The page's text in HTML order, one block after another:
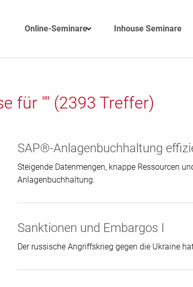
Online-Seminare Inhouse Seminare
für "" (2393 Treffer)
SAP®-Anlagenbuchhaltung
Steigende Datenmengen, knappe Ressourcen
Anlagenbuchhaltung.
Sanktionen und Embargos I
Der russische Angriffskrieg gegen die Ukraine